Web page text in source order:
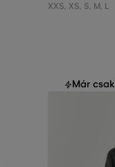
XXS, XS, S, M, L
Már csak